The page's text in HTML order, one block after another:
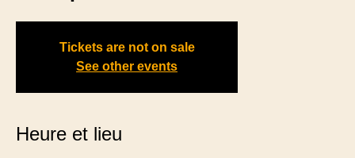
Tickets are not on sale
See other events
Heure et lieu